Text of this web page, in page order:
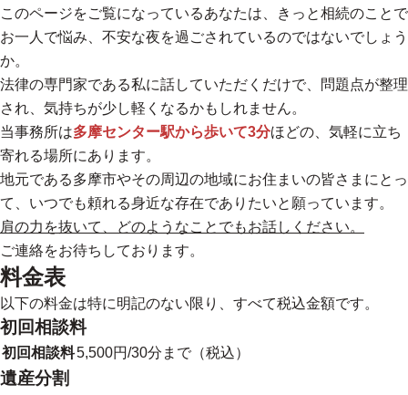
このページをご覧になっているあなたは、きっと相続のことで
お一人で悩み、不安な夜を過ごされているのではないでしょう
か。
法律の専門家である私に話していただくだけで、問題点が整理
され、気持ちが少し軽くなるかもしれません。
当事務所は多摩センター駅から歩いて3分ほどの、気軽に立ち
寄れる場所にあります。
地元である多摩市やその周辺の地域にお住まいの皆さまにとっ
て、いつでも頼れる身近な存在でありたいと願っています。
肩の力を抜いて、どのようなことでもお話しください。
ご連絡をお待ちしております。
料金表
以下の料金は特に明記のない限り、すべて税込金額です。
初回相談料
初回相談料5,500円/30分まで（税込）
遺産分割